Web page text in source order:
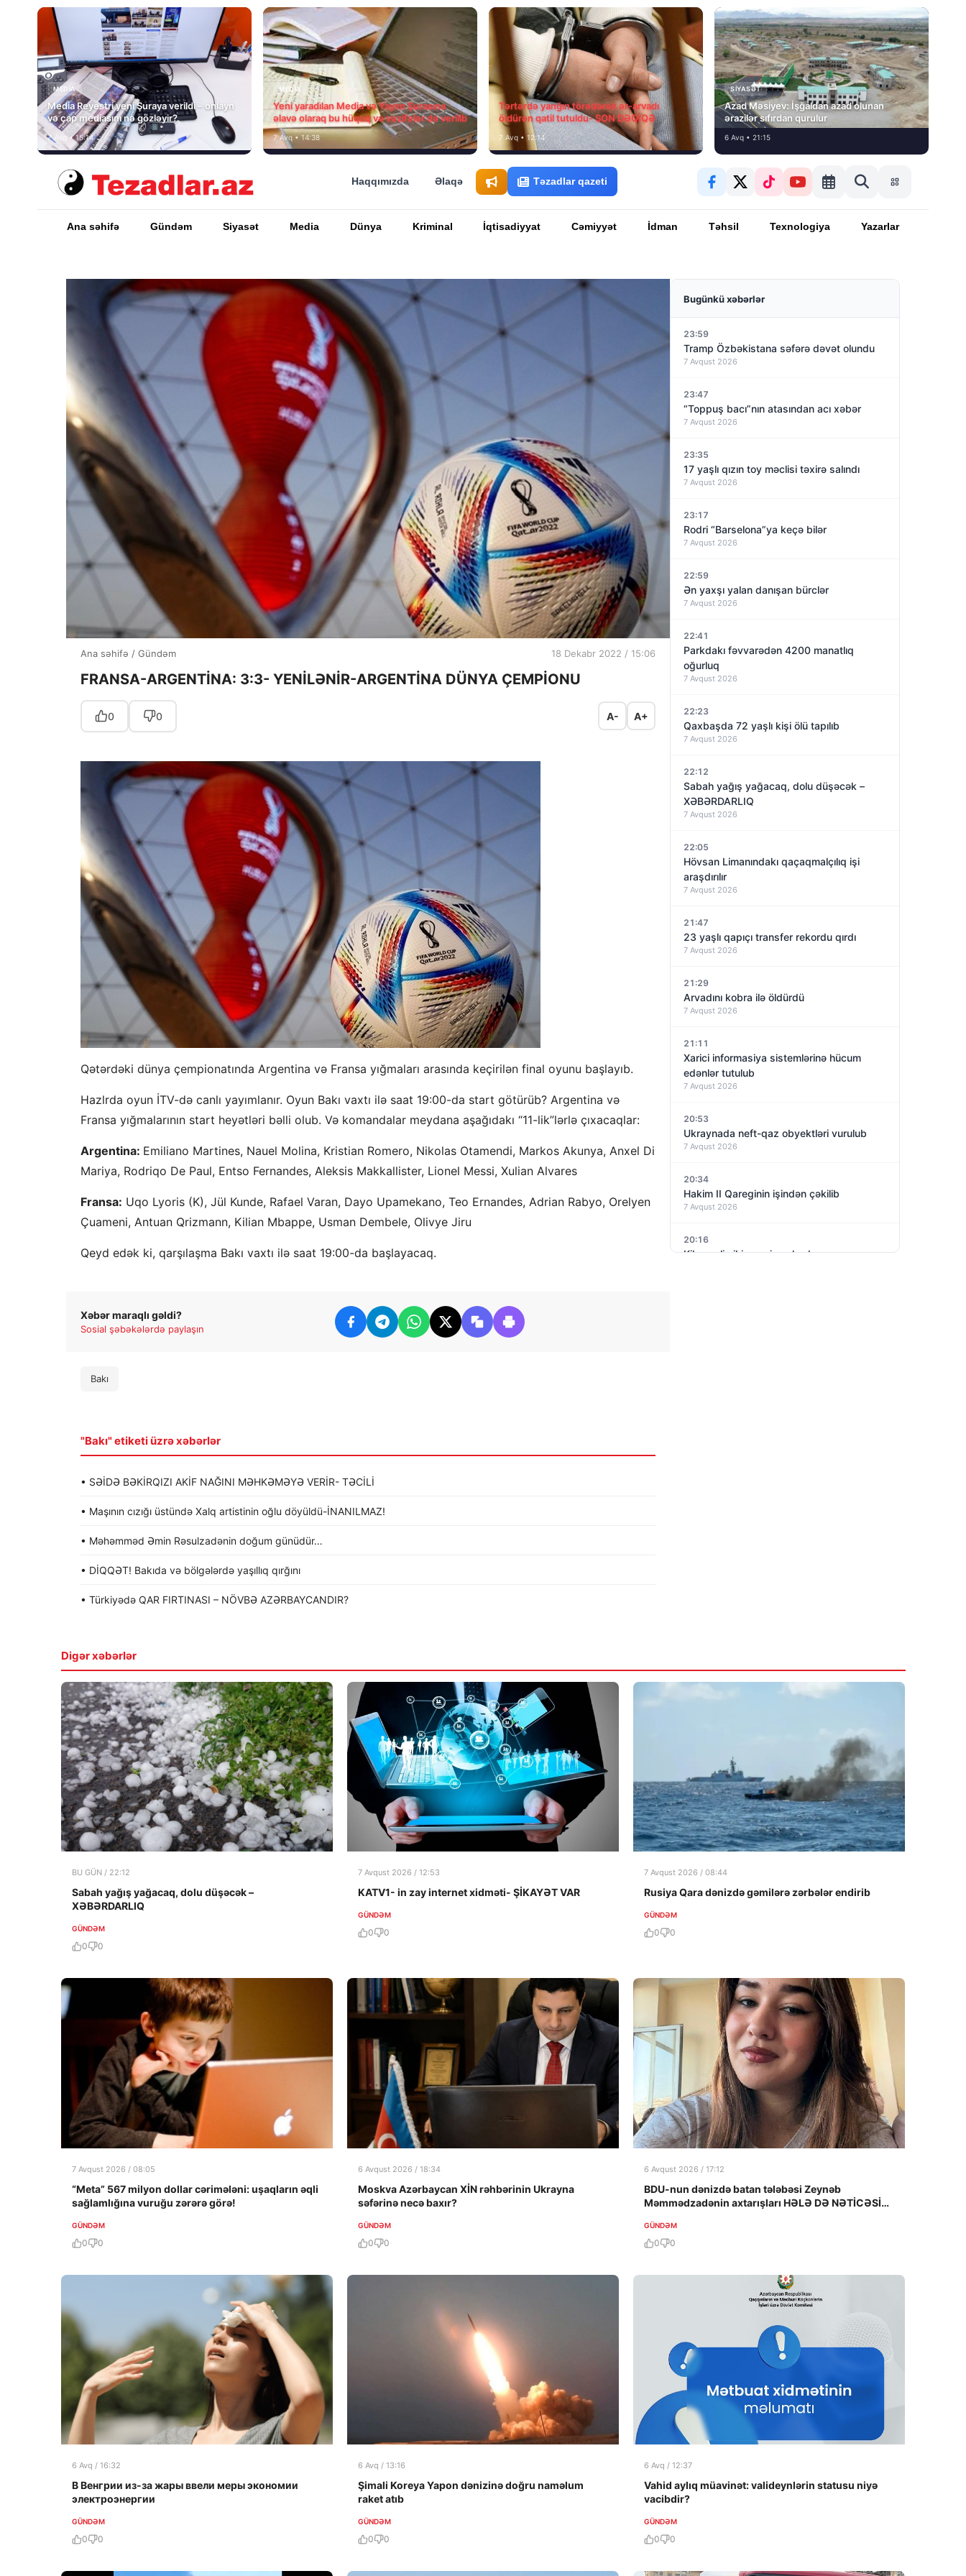
MEDİA
Media Reyestri yeni Şuraya verildi – onlayn
və çap mediasını nə gözləyir?
7 Avq • 15:14
MEDİA
Yeni yaradılan Media və Yayım Şurasına
əlavə olaraq bu hüquq və vəzifələr də verilib
7 Avq • 14:38
Tərtərdə yanğın törədərək ər-arvadı
öldürən qatil tutuldu- SON DƏQİQƏ
7 Avq • 12:14
SIYASƏT
Azad Məsiyev: İşğaldan azad olunan
ərazilər sıfırdan qurulur
6 Avq • 21:15
Haqqımızda Əlaqə Təzadlar qazeti
Ana səhifə Gündəm Siyasət Media Dünya Kriminal İqtisadiyyat Cəmiyyət İdman Təhsil Texnologiya Yazarlar
Ana səhifə / Gündəm 18 Dekabr 2022 / 15:06
FRANSA-ARGENTİNA: 3:3- YENİLƏNİR-ARGENTİNA DÜNYA ÇEMPİONU
0 0 A- A+
Qətərdəki dünya çempionatında Argentina və Fransa yığmaları arasında keçirilən final oyunu başlayıb.
Hazlrda oyun İTV-də canlı yayımlanır. Oyun Bakı vaxtı ilə saat 19:00-da start götürüb? Argentina və
Fransa yığmalarının start heyətləri bəlli olub. Və komandalar meydana aşağıdakı “11-lik”lərlə çıxacaqlar:
Argentina: Emiliano Martines, Nauel Molina, Kristian Romero, Nikolas Otamendi, Markos Akunya, Anxel Di
Mariya, Rodriqo De Paul, Entso Fernandes, Aleksis Makkallister, Lionel Messi, Xulian Alvares
Fransa: Uqo Lyoris (K), Jül Kunde, Rafael Varan, Dayo Upamekano, Teo Ernandes, Adrian Rabyo, Orelyen
Çuameni, Antuan Qrizmann, Kilian Mbappe, Usman Dembele, Olivye Jiru
Qeyd edək ki, qarşılaşma Bakı vaxtı ilə saat 19:00-da başlayacaq.
Xəbər maraqlı gəldi?
Sosial şəbəkələrdə paylaşın
Bakı
"Bakı" etiketi üzrə xəbərlər
• SƏİDƏ BƏKİRQIZI AKİF NAĞINI MƏHKƏMƏYƏ VERİR- TƏCİLİ
• Maşının cızığı üstündə Xalq artistinin oğlu döyüldü-İNANILMAZ!
• Məhəmməd Əmin Rəsulzadənin doğum günüdür…
• DİQQƏT! Bakıda və bölgələrdə yaşıllıq qırğını
• Türkiyədə QAR FIRTINASI – NÖVBƏ AZƏRBAYCANDIR?
Bugünkü xəbərlər
23:59
Tramp Özbəkistana səfərə dəvət olundu
7 Avqust 2026
23:47
“Toppuş bacı”nın atasından acı xəbər
7 Avqust 2026
23:35
17 yaşlı qızın toy məclisi təxirə salındı
7 Avqust 2026
23:17
Rodri “Barselona”ya keçə bilər
7 Avqust 2026
22:59
Ən yaxşı yalan danışan bürclər
7 Avqust 2026
22:41
Parkdakı fəvvarədən 4200 manatlıq
oğurluq
7 Avqust 2026
22:23
Qaxbaşda 72 yaşlı kişi ölü tapılıb
7 Avqust 2026
22:12
Sabah yağış yağacaq, dolu düşəcək –
XƏBƏRDARLIQ
7 Avqust 2026
22:05
Hövsan Limanındakı qaçaqmalçılıq işi
araşdırılır
7 Avqust 2026
21:47
23 yaşlı qapıçı transfer rekordu qırdı
7 Avqust 2026
21:29
Arvadını kobra ilə öldürdü
7 Avqust 2026
21:11
Xarici informasiya sistemlərinə hücum
edənlər tutulub
7 Avqust 2026
20:53
Ukraynada neft-qaz obyektləri vurulub
7 Avqust 2026
20:34
Hakim II Qareginin işindən çəkilib
7 Avqust 2026
20:16
Kiberpolis iki gənci saxlayıb
Digər xəbərlər
BU GÜN / 22:12
Sabah yağış yağacaq, dolu düşəcək –
XƏBƏRDARLIQ
GÜNDƏM
0 0
7 Avqust 2026 / 12:53
KATV1- in zay internet xidməti- ŞİKAYƏT VAR
GÜNDƏM
0 0
7 Avqust 2026 / 08:44
Rusiya Qara dənizdə gəmilərə zərbələr endirib
GÜNDƏM
0 0
7 Avqust 2026 / 08:05
“Meta” 567 milyon dollar cərimələni: uşaqların əqli
sağlamlığına vuruğu zərərə görə!
GÜNDƏM
0 0
6 Avqust 2026 / 18:34
Moskva Azərbaycan XİN rəhbərinin Ukrayna
səfərinə necə baxır?
GÜNDƏM
0 0
6 Avqust 2026 / 17:12
BDU-nun dənizdə batan tələbəsi Zeynəb
Məmmədzadənin axtarışları HƏLƏ DƏ NƏTİCƏSİZ
GÜNDƏM
0 0
6 Avq / 16:32
В Венгрии из-за жары ввели меры экономии
электроэнергии
GÜNDƏM
0 0
6 Avq / 13:16
Şimali Koreya Yapon dənizinə doğru naməlum
raket atıb
GÜNDƏM
0 0
6 Avq / 12:37
Vahid aylıq müavinət: valideynlərin statusu niyə
vacibdir?
GÜNDƏM
0 0